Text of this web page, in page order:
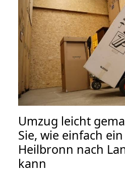
Umzug leicht
Sie, wie einfach
Heilbronn nach
kann